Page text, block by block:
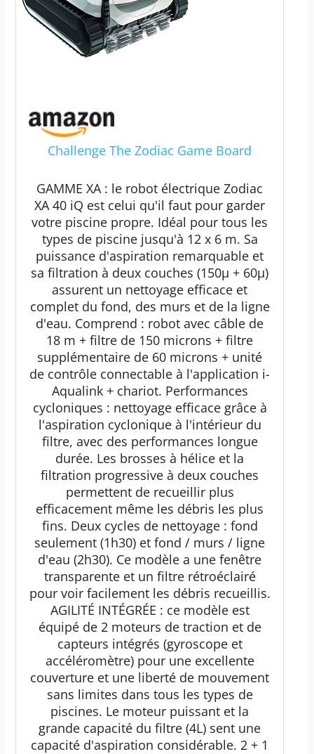
Challenge The Zodiac Game Board
GAMME XA : le robot électrique Zodiac
XA 40 iQ est celui qu'il faut pour garder
votre piscine propre. Idéal pour tous les
types de piscine jusqu'à 12 x 6 m. Sa
puissance d'aspiration remarquable et
sa filtration à deux couches (150µ + 60µ)
assurent un nettoyage efficace et
complet du fond, des murs et de la ligne
d'eau. Comprend : robot avec câble de
18 m + filtre de 150 microns + filtre
supplémentaire de 60 microns + unité
de contrôle connectable à l'application i-
Aqualink + chariot. Performances
cycloniques : nettoyage efficace grâce à
l'aspiration cyclonique à l'intérieur du
filtre, avec des performances longue
durée. Les brosses à hélice et la
filtration progressive à deux couches
permettent de recueillir plus
efficacement même les débris les plus
fins. Deux cycles de nettoyage : fond
seulement (1h30) et fond / murs / ligne
d'eau (2h30). Ce modèle a une fenêtre
transparente et un filtre rétroéclairé
pour voir facilement les débris recueillis.
AGILITÉ INTÉGRÉE : ce modèle est
équipé de 2 moteurs de traction et de
capteurs intégrés (gyroscope et
accéléromètre) pour une excellente
couverture et une liberté de mouvement
sans limites dans tous les types de
piscines. Le moteur puissant et la
grande capacité du filtre (4L) sent une
capacité d'aspiration considérable. 2 + 1